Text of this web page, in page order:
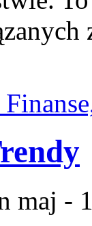
maj -